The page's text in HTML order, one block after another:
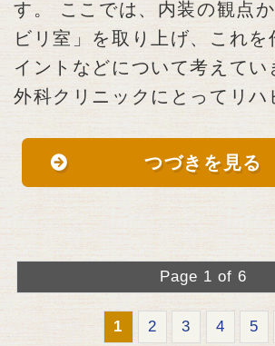
す。 ここでは、内装の観点
ビリ室」を取り上げ、これを
イントなどについて考えてい
外科クリニックにとってリハ
つづきを見る
Page 1 of 6
1 2 3 4 5